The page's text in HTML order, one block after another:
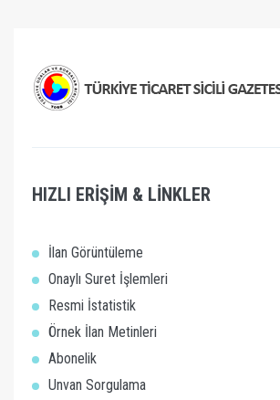
HIZLI ERİŞİM & LİNKLER
İlan Görüntüleme
Onaylı Suret İşlemleri
Resmi İstatistik
Örnek İlan Metinleri
Abonelik
Unvan Sorgulama